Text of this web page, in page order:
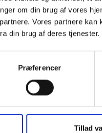
om din brug af vores
Vores partnere
din brug af deres tjenester.
Præferencer
Tillad